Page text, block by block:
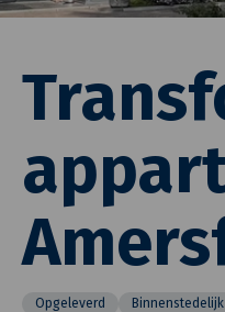
Opgeleverd Binnenstedelijk